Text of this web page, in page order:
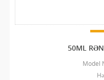
50ML
Model